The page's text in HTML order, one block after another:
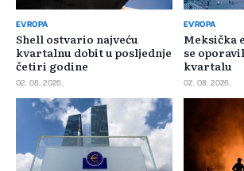
EVROPA
Shell ostvario najveću
kvartalnu dobit u posljednje
četiri godine
02. 08. 2026.
EVROPA
Meksička
se
kvartalu
02. 08. 2026.